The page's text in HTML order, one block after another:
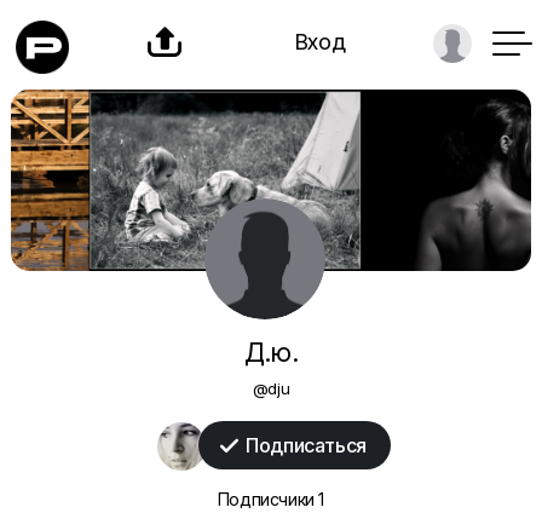
 Вход
Д.ю.
@dju
 Подписаться
Подписчики1